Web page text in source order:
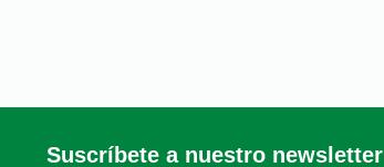
Suscríbete a nuestro newsletter